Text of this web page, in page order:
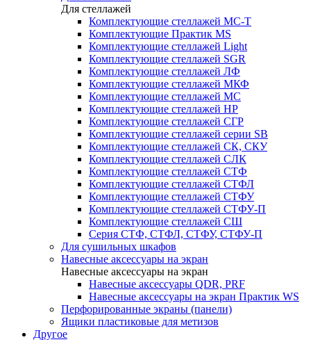
Для стеллажей
Комплектующие стеллажей МС-Т
Комплектующие Практик MS
Комплектующие стеллажей Light
Комплектующие стеллажей SGR
Комплектующие стеллажей ЛФ
Комплектующие стеллажей МКФ
Комплектующие стеллажей МС
Комплектующие стеллажей НР
Комплектующие стеллажей СГР
Комплектующие стеллажей серии SB
Комплектующие стеллажей СК, СКУ
Комплектующие стеллажей СЛК
Комплектующие стеллажей СТФ
Комплектующие стеллажей СТФЛ
Комплектующие стеллажей СТФУ
Комплектующие стеллажей СТФУ-П
Комплектующие стеллажей СШ
Серия СТФ, СТФЛ, СТФУ, СТФУ-П
Для сушильных шкафов
Навесные аксессуары на экран
Навесные аксессуары на экран
Навесные аксессуары QDR, PRF
Навесные аксессуары на экран Практик WS
Перфорированные экраны (панели)
Ящики пластиковые для метизов
Другое